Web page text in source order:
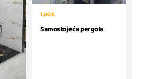
1,00 €
Samostojeća pergola